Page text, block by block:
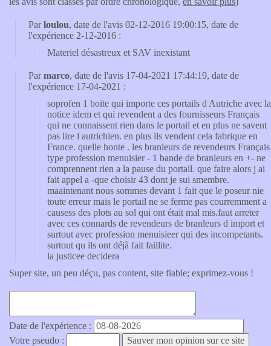
Parloulou, date de l'avis 02-12-2016 19:00:15, date de
l'expérience 2-12-2016 :
Materiel désastreux et SAV inexistant
Parmarco, date de l'avis 17-04-2021 17:44:19, date de
l'expérience 17-04-2021 :
soprofen 1 boite qui importe ces portails d Autriche avec la
notice idem et qui revendent a des fournisseurs Français
qui ne connaissent rien dans le portail et en plus ne savent
pas lire l autrichien. en plus ils vendent cela fabrique en
France. quelle honte . les branleurs de revendeurs Français
type profession menuisier - 1 bande de branleurs en +- ne
comprennent rien a la pause du portail. que faire alors j ai
fait appel a -que choisir 43 dont je sui smembre.
maaintenant nous sommes devant 1 fait que le poseur nie
toute erreur mais le portail ne se ferme pas courremment a
causess des plots au sol qui ont était mal mis.faut arreter
avec ces connards de revendeurs de branleurs d import et
surtout avec profession menuisieer qui des incompetants.
surtout qu ils ont déjà fait faillite.
la justicee decidera
Super site, un peu déçu, pas content, site fiable; exprimez-vous !
Date de l'expérience :
Votre pseudo :